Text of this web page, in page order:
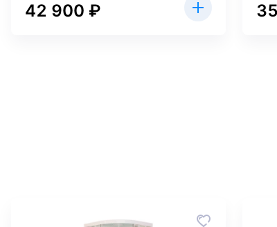
42 900 ₽